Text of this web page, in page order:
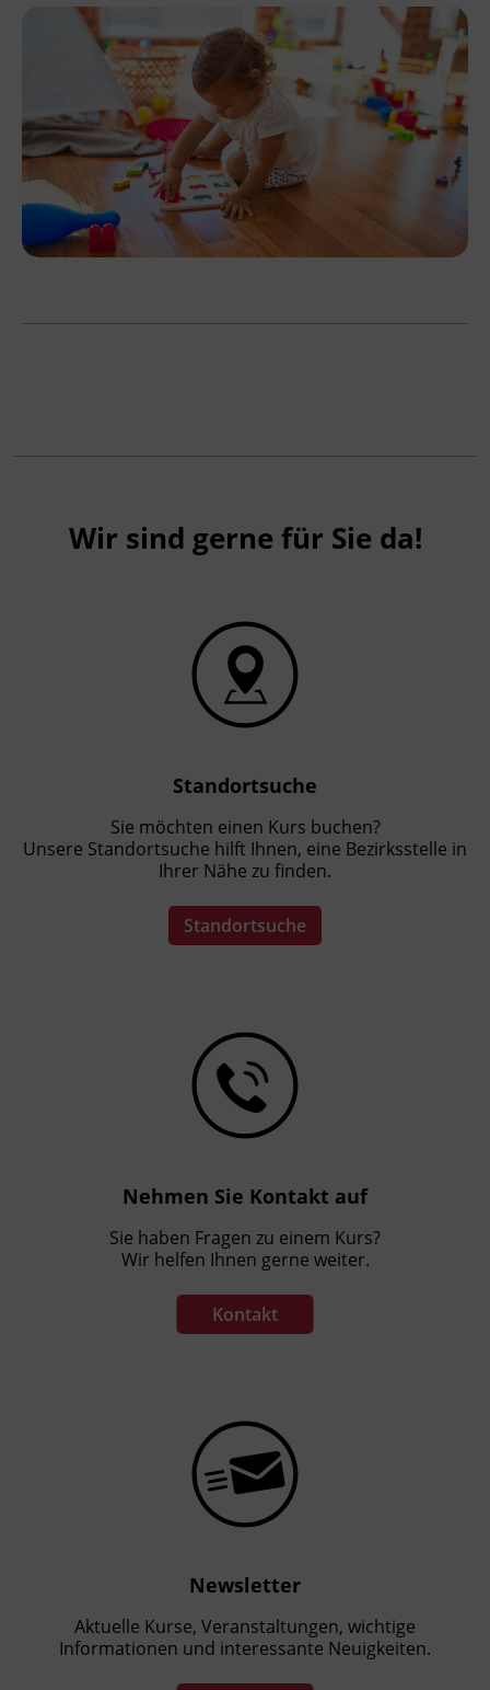
Wir sind gerne für Sie da!
Standortsuche
Sie möchten einen Kurs buchen?
Unsere Standortsuche hilft Ihnen, eine Bezirksstelle in
Ihrer Nähe zu finden.
Standortsuche
Nehmen Sie Kontakt auf
Sie haben Fragen zu einem Kurs?
Wir helfen Ihnen gerne weiter.
Kontakt
Newsletter
Aktuelle Kurse, Veranstaltungen, wichtige
Informationen und interessante Neuigkeiten.